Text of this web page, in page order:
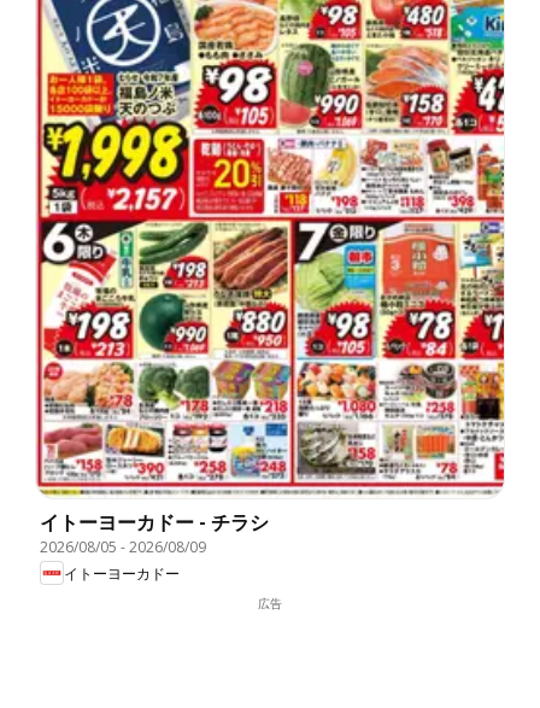
イトーヨーカドー - チラシ
2026/08/05 -2026/08/09
イトーヨーカドー
広告